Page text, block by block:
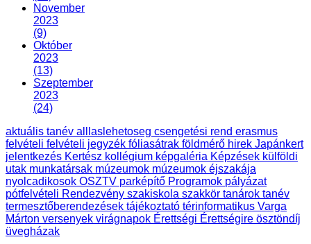
November
2023
(9)
Október
2023
(13)
Szeptember
2023
(24)
aktuális tanév alllaslehetoseg csengetési rend erasmus
felvételi felvételi jegyzék fóliasátrak földmérő hirek Japánkert
jelentkezés Kertész kollégium képgaléria Képzések külföldi
utak munkatársak múzeumok múzeumok éjszakája
nyolcadikosok OSZTV parképítő Programok pályázat
pótfelvételi Rendezvény szakiskola szakkör tanárok tanév
termesztőberendezések tájékoztató térinformatikus Varga
Márton versenyek virágnapok Érettségi Érettségire ösztöndíj
üvegházak